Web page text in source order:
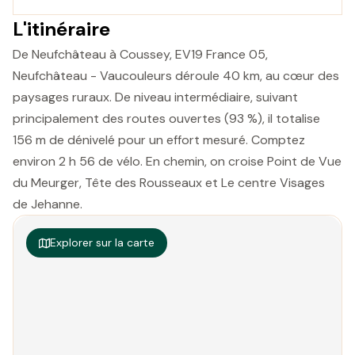
L'itinéraire
De Neufchâteau à Coussey, EV19 France 05,
Neufchâteau - Vaucouleurs déroule 40 km, au cœur des
paysages ruraux. De niveau intermédiaire, suivant
principalement des routes ouvertes (93 %), il totalise
156 m de dénivelé pour un effort mesuré. Comptez
environ 2 h 56 de vélo. En chemin, on croise Point de Vue
du Meurger, Tête des Rousseaux et Le centre Visages
de Jehanne.
Explorer sur la carte